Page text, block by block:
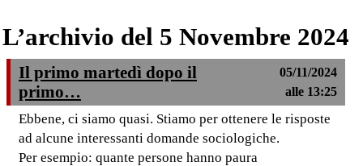
L’archivio del 5 Novembre 2024
Il primo martedì dopo il
primo…
05/11/2024
alle 13:25
Ebbene, ci siamo quasi. Stiamo per ottenere le risposte
ad alcune interessanti domande sociologiche.
Per esempio: quante persone hanno paura